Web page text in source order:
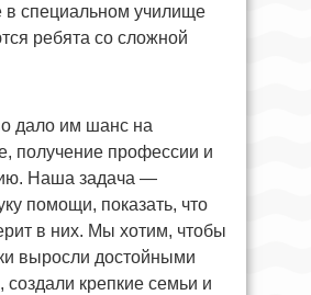
в специальном училище
ребята со сложной
дало им шанс на
получение профессии и
Наша задача —
помощи, показать, что
в них. Мы хотим, чтобы
выросли достойными
создали крепкие семьи и